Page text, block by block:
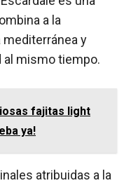
a la
y
al mismo tiempo.
fajitas light
ya!
atribuidas a la